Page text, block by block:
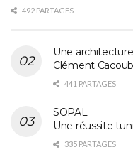
492 PARTAGES
Une
Clément
441 PARTAGES
SOPAL
Une réussite
335 PARTAGES